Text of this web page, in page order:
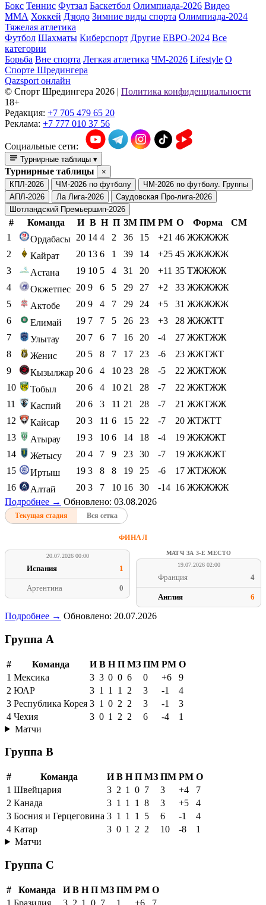
Бокс Теннис Футзал Баскетбол Олимпиада-2026 Видео
ММА Хоккей Дзюдо Зимние виды спорта Олимпиада-2024
Тяжелая атлетика
Футбол Шахматы Киберспорт Другие ЕВРО-2024 Все
категории
Борьба Вне спорта Легкая атлетика ЧМ-2026 Lifestyle О
Спорте Шредингера
Qazsport онлайн
© Cпорт Шредингера 2026 | Политика конфиденциальности
18+
Редакция: +7 705 479 65 20
Реклама: +7 777 010 37 56
Социальные сети:
Турнирные таблицы ▾
Турнирные таблицы
×
КПЛ-2026
ЧМ-2026 по футболу
ЧМ-2026 по футболу. Группы
АПЛ-2026
Ла Лига-2026
Саудовская Про-лига-2026
Шотландский Премьершип-2026
# Команда И В Н П ЗМ ПМ РМ О Форма
СМ
1
Ордабасы 20 14 4 2 36 15 +21 46 ЖЖЖЖЖ
2
Кайрат 20 13 6 1 39 14 +25 45 ЖЖЖЖЖ
3
Астана 19 10 5 4 31 20 +11 35 ТЖЖЖЖ
4
Окжетпес 20 9 6 5 29 27 +2 33 ЖЖЖЖЖ
5
Актобе 20 9 4 7 29 24 +5 31 ЖЖЖЖЖ
6
Елимай 19 7 7 5 26 23 +3 28 ЖЖЖТТ
7
Улытау 20 7 6 7 16 20 -4 27 ЖЖТЖЖ
8
Женис 20 5 8 7 17 23 -6 23 ЖЖТЖТ
9
Кызылжар 20 6 4 10 23 28 -5 22 ЖЖТЖЖ
10
Тобыл 20 6 4 10 21 28 -7 22 ЖЖТЖЖ
11
Каспий 20 6 3 11 21 28 -7 21 ЖЖТЖЖ
12
Кайсар 20 3 11 6 15 22 -7 20 ЖТЖТТ
13
Атырау 19 3 10 6 14 18 -4 19 ЖЖЖЖТ
14
Жетысу 20 4 7 9 23 30 -7 19 ЖЖЖЖТ
15
Иртыш 19 3 8 8 19 25 -6 17 ЖТЖЖЖ
16
Алтай 20 3 7 10 16 30 -14 16 ЖЖЖЖЖ
Подробнее → Обновлено: 03.08.2026
Текущая стадия Вся сетка
ФИНАЛ
20.07.2026 00:00
Испания 1
Аргентина 0
МАТЧ ЗА 3-Е МЕСТО
19.07.2026 02:00
Франция 4
Англия 6
Подробнее → Обновлено: 20.07.2026
Группа A
# Команда И В Н П МЗ ПМ РМ О
1 Мексика 3 3 0 0 6 0 +6
9
2 ЮАР 3 1 1 1 2 3 -1
4
3 Республика Корея 3 1 0 2 2 3 -1
3
4 Чехия 3 0 1 2 2 6 -4
1
Матчи
Группа B
# Команда И В Н П МЗ ПМ РМ О
1 Швейцария 3 2 1 0 7 3 +4
7
2 Канада 3 1 1 1 8 3 +5
4
3 Босния и Герцеговина 3 1 1 1 5 6 -1
4
4 Катар 3 0 1 2 2 10 -8
1
Матчи
Группа C
# Команда И В Н П МЗ ПМ РМ О
1 Бразилия 3 2 1 0 7 1 +6 7